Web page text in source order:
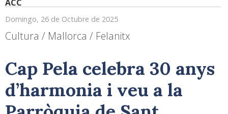
ACC
Domingo, 26 de Octubre de 2025
Cultura / Mallorca / Felanitx
Cap Pela celebra 30 anys
d’harmonia i veu a la